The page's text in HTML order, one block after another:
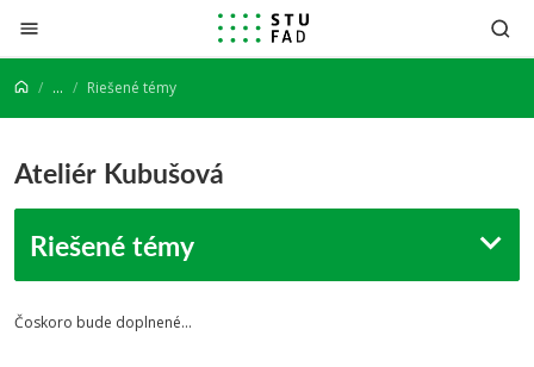
Prejsť na obsah
... Riešené témy
Ateliér Kubušová
Riešené témy
Čoskoro bude doplnené...